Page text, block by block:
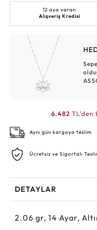
12 aya varan
Alışveriş Kredisi
6.482 TL'den
Aynı gün kargoya teslim
Ücretsiz ve Sigortalı
DETAYLAR
2.06 gr, 14 Ayar,